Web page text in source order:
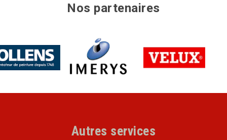
Nos partenaires
Autres services